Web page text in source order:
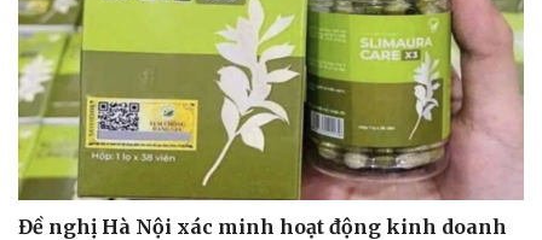
Đề nghị Hà Nội xác minh hoạt động kinh doanh